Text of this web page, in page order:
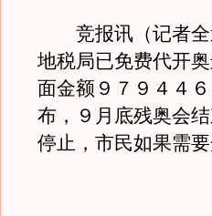
竞报讯（记者全
地税局已免费代开
面金额９７９４４
布，９月底残奥会
停止，市民如果需